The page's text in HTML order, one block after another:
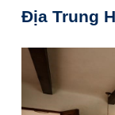
Địa Trung